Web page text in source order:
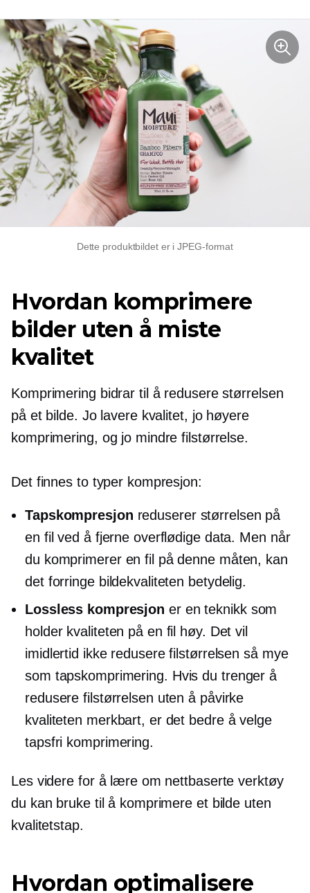
Dette produktbildet er i JPEG-format
Hvordan komprimere
bilder uten å miste
kvalitet
Komprimering bidrar til å redusere størrelsen
på et bilde. Jo lavere kvalitet, jo høyere
komprimering, og jo mindre filstørrelse.
Det finnes to typer kompresjon:
Tapskompresjon reduserer størrelsen på
en fil ved å fjerne overflødige data. Men når
du komprimerer en fil på denne måten, kan
det forringe bildekvaliteten betydelig.
Lossless kompresjon er en teknikk som
holder kvaliteten på en fil høy. Det vil
imidlertid ikke redusere filstørrelsen så mye
som tapskomprimering. Hvis du trenger å
redusere filstørrelsen uten å påvirke
kvaliteten merkbart, er det bedre å velge
tapsfri komprimering.
Les videre for å lære om nettbaserte verktøy
du kan bruke til å komprimere et bilde uten
kvalitetstap.
Hvordan optimalisere